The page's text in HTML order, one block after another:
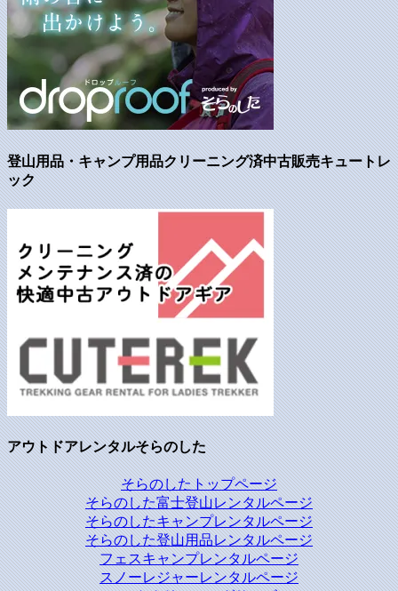
登山用品・キャンプ用品クリーニング済中古販売キュートレ
ック
アウトドアレンタルそらのした
そらのしたトップページ
そらのした富士登山レンタルページ
そらのしたキャンプレンタルページ
そらのした登山用品レンタルページ
フェスキャンプレンタルページ
スノーレジャーレンタルページ